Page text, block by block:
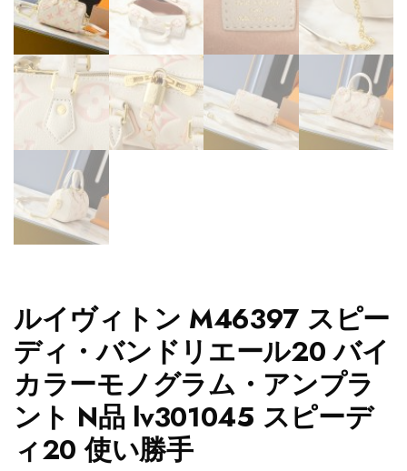
ルイヴィトン M46397 スピー
ディ・バンドリエール20 バイ
カラーモノグラム・アンプラ
ント N品 lv301045 スピーデ
ィ20 使い勝手